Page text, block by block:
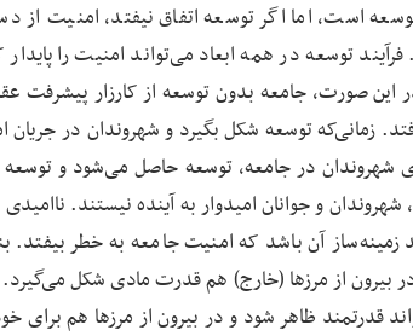
است، اما اگر توسعه اتفاق نیفتد، امنیت
توسعه در همه ابعاد می‌تواند امنیت را
این صورت، جامعه بدون توسعه از کارزار پیشرفت
زمانی‌که توسعه شکل بگیرد و شهروندان در
شهروندان در جامعه، توسعه حاصل می‌شود و توسعه
و جوانان امیدوار به آینده نیستند.
زمینه‌ساز آن باشد که امنیت جامعه به خطر بیفتد.
بیرون از مرزها (خارج) هم قدرت مادی شکل
قدرتمند ظاهر شود و در بیرون از مرزها هم